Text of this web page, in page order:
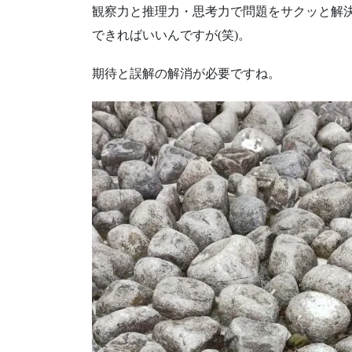
観察力と推理力・思考力で問題をサクッと解
できればいいんですが(笑)。
期待と誤解の解消が必要ですね。